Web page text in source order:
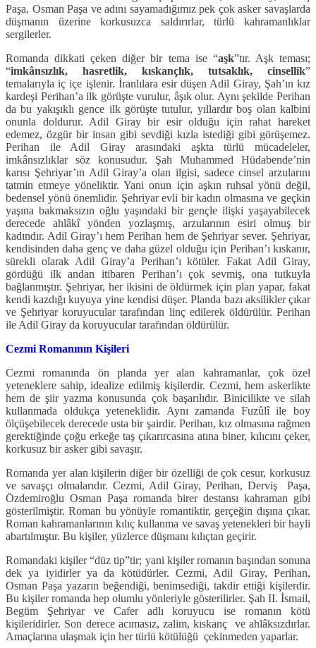
Paşa, Osman Paşa ve adını sayamadığımız pek çok asker savaşlarda
düşmanın üzerine korkusuzca saldırırlar, türlü kahramanlıklar
sergilerler.
Romanda dikkati çeken diğer bir tema ise “aşk”tır. Aşk teması;
“imkânsızlık, hasretlik, kıskançlık, tutsaklık, cinsellik”
temalarıyla iç içe işlenir. İranlılara esir düşen Adil Giray, Şah’ın kız
kardeşi Perihan’a ilk görüşte vurulur, âşık olur. Aynı şekilde Perihan
da bu yakışıklı gence ilk görüşte tutulur, yıllardır boş olan kalbini
onunla doldurur. Adil Giray bir esir olduğu için rahat hareket
edemez, özgür bir insan gibi sevdiği kızla istediği gibi görüşemez.
Perihan ile Adil Giray arasındaki aşkta türlü mücadeleler,
imkânsızlıklar söz konusudur. Şah Muhammed Hüdabende’nin
karısı Şehriyar’ın Adil Giray’a olan ilgisi, sadece cinsel arzularını
tatmin etmeye yöneliktir. Yani onun için aşkın ruhsal yönü değil,
bedensel yönü önemlidir. Şehriyar evli bir kadın olmasına ve geçkin
yaşına bakmaksızın oğlu yaşındaki bir gençle ilişki yaşayabilecek
derecede ahlâkî yönden yozlaşmış, arzularının esiri olmuş bir
kadındır. Adil Giray’ı hem Perihan hem de Şehriyar sever. Şehriyar,
kendisinden daha genç ve daha güzel olduğu için Perihan’ı kıskanır,
sürekli olarak Adil Giray’a Perihan’ı kötüler. Fakat Adil Giray,
gördüğü ilk andan itibaren Perihan’ı çok sevmiş, ona tutkuyla
bağlanmıştır. Şehriyar, her ikisini de öldürmek için plan yapar, fakat
kendi kazdığı kuyuya yine kendisi düşer. Planda bazı aksilikler çıkar
ve Şehriyar koruyucular tarafından linç edilerek öldürülür. Perihan
ile Adil Giray da koruyucular tarafından öldürülür.
Cezmi Romanının Kişileri
Cezmi romanında ön planda yer alan kahramanlar, çok özel
yeteneklere sahip, idealize edilmiş kişilerdir. Cezmi, hem askerlikte
hem de şiir yazma konusunda çok başarılıdır. Binicilikte ve silah
kullanmada oldukça yeteneklidir. Aynı zamanda Fuzûlî ile boy
ölçüşebilecek derecede usta bir şairdir. Perihan, kız olmasına rağmen
gerektiğinde çoğu erkeğe taş çıkarırcasına atına biner, kılıcını çeker,
korkusuz bir asker gibi savaşır.
Romanda yer alan kişilerin diğer bir özelliği de çok cesur, korkusuz
ve savaşçı olmalarıdır. Cezmi, Adil Giray, Perihan, Derviş Paşa,
Özdemiroğlu Osman Paşa romanda birer destansı kahraman gibi
gösterilmiştir. Roman bu yönüyle romantiktir, gerçeğin dışına çıkar.
Roman kahramanlarının kılıç kullanma ve savaş yetenekleri bir hayli
abartılmıştır. Bu kişiler, yüzlerce düşmanı kılıçtan geçirir.
Romandaki kişiler “düz tip”tir; yani kişiler romanın başından sonuna
dek ya iyidirler ya da kötüdürler. Cezmi, Adil Giray, Perihan,
Osman Paşa yazarın beğendiği, benimsediği, takdir ettiği kişilerdir.
Bu kişiler romanda hep olumlu yönleriyle gösterilirler. Şah II. İsmail,
Begüm Şehriyar ve Cafer adlı koruyucu ise romanın kötü
kişileridirler. Son derece acımasız, zalim, kıskanç ve ahlâksızdırlar.
Amaçlarına ulaşmak için her türlü kötülüğü çekinmeden yaparlar.